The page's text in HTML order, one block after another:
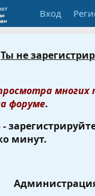
Вход
Ты не
форуме.
минут.